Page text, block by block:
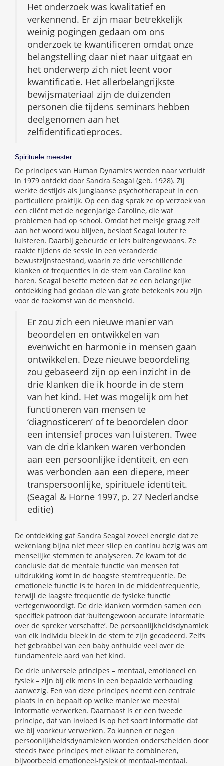
Het onderzoek was kwalitatief en
verkennend. Er zijn maar betrekkelijk
weinig pogingen gedaan om ons
onderzoek te kwantificeren omdat onze
belangstelling daar niet naar uitgaat en
het onderwerp zich niet leent voor
kwantificatie. Het allerbelangrijkste
bewijsmateriaal zijn de duizenden
personen die tijdens seminars hebben
deelgenomen aan het
zelfidentificatieproces.
Spirituele meester
De principes van Human Dynamics werden naar verluidt
in 1979 ontdekt door Sandra Seagal (geb. 1928). Zij
werkte destijds als jungiaanse psychotherapeut in een
particuliere praktijk. Op een dag sprak ze op verzoek van
een cliënt met de negenjarige Caroline, die wat
problemen had op school. Omdat het meisje graag zelf
aan het woord wou blijven, besloot Seagal louter te
luisteren. Daarbij gebeurde er iets buitengewoons. Ze
raakte tijdens de sessie in een veranderde
bewustzijnstoestand, waarin ze drie verschillende
klanken of frequenties in de stem van Caroline kon
horen. Seagal besefte meteen dat ze een belangrijke
ontdekking had gedaan die van grote betekenis zou zijn
voor de toekomst van de mensheid.
Er zou zich een nieuwe manier van
beoordelen en ontwikkelen van
evenwicht en harmonie in mensen gaan
ontwikkelen. Deze nieuwe beoordeling
zou gebaseerd zijn op een inzicht in de
drie klanken die ik hoorde in de stem
van het kind. Het was mogelijk om het
functioneren van mensen te
‘diagnosticeren’ of te beoordelen door
een intensief proces van luisteren. Twee
van de drie klanken waren verbonden
aan een persoonlijke identiteit, en een
was verbonden aan een diepere, meer
transpersoonlijke, spirituele identiteit.
(Seagal & Horne 1997, p. 27 Nederlandse
editie)
De ontdekking gaf Sandra Seagal zoveel energie dat ze
wekenlang bijna niet meer sliep en continu bezig was om
menselijke stemmen te analyseren. Ze kwam tot de
conclusie dat de mentale functie van mensen tot
uitdrukking komt in de hoogste stemfrequentie. De
emotionele functie is te horen in de middenfrequentie,
terwijl de laagste frequentie de fysieke functie
vertegenwoordigt. De drie klanken vormden samen een
specifiek patroon dat ‘buitengewoon accurate informatie
over de spreker verschafte’. De persoonlijkheidsdynamiek
van elk individu bleek in de stem te zijn gecodeerd. Zelfs
het gebrabbel van een baby onthulde veel over de
fundamentele aard van het kind.
De drie universele principes – mentaal, emotioneel en
fysiek – zijn bij elk mens in een bepaalde verhouding
aanwezig. Een van deze principes neemt een centrale
plaats in en bepaalt op welke manier we meestal
informatie verwerken. Daarnaast is er een tweede
principe, dat van invloed is op het soort informatie dat
we bij voorkeur verwerken. Zo kunnen er negen
persoonlijkheidsdynamieken worden onderscheiden door
steeds twee principes met elkaar te combineren,
bijvoorbeeld emotioneel-fysiek of mentaal-mentaal.